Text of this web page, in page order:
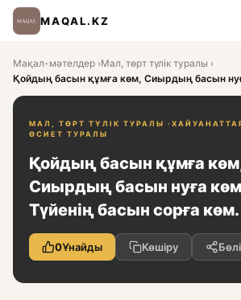
MAQAL.KZ
Мақал-мәтелдер ›Мал, төрт түлік туралы ›
Қойдың басын құмға көм, Сиырдың басын
МАЛ, ТӨРТ ТҮЛІК ТУРАЛЫ ·
ӨСИЕТ ТУРАЛЫ
Қойдың басын құмға
Сиырдың басын нуға
Түйенің басын сорға көм.
0Ұнайды Көшіру